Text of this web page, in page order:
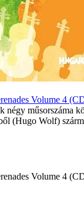
Volume 4
négy műsorszáma
(Hugo Wolf)
Volume 4